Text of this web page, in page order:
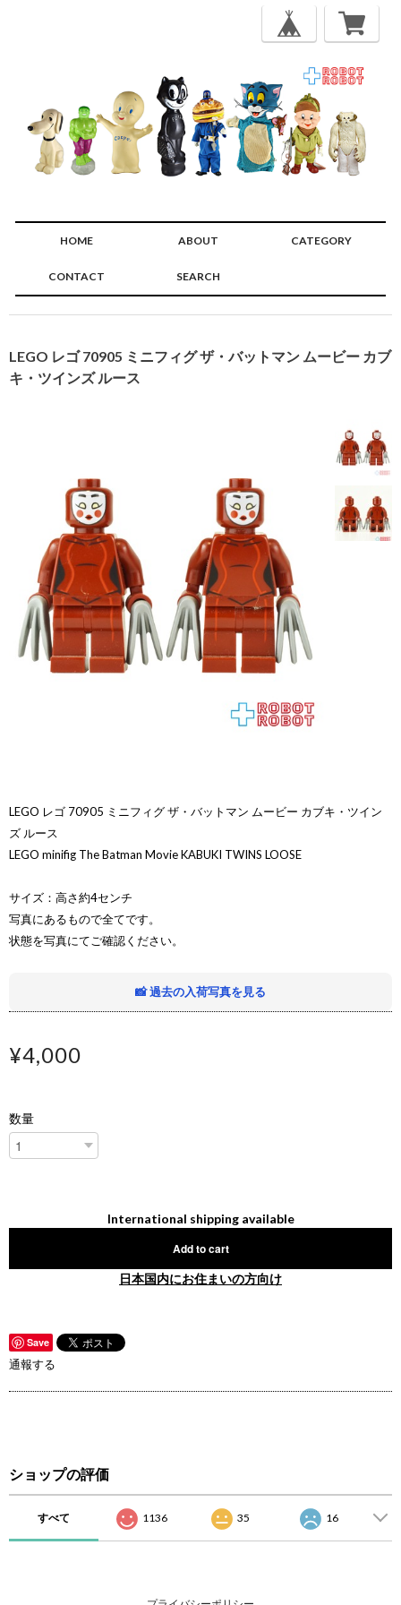
HOME ABOUT CATEGORY
CONTACT SEARCH
LEGO レゴ 70905 ミニフィグ ザ・バットマン ムービー カブ
キ・ツインズ ルース
LEGO レゴ 70905 ミニフィグ ザ・バットマン ムービー カブキ・ツイン
ズ ルース
LEGO minifig The Batman Movie KABUKI TWINS LOOSE
サイズ：高さ約4センチ
写真にあるもので全てです。
状態を写真にてご確認ください。
📸 過去の入荷写真を見る
¥4,000
数量
International shipping available
Add to cart
日本国内にお住まいの方向け
Save
通報する
ショップの評価
すべて 1136 35 16